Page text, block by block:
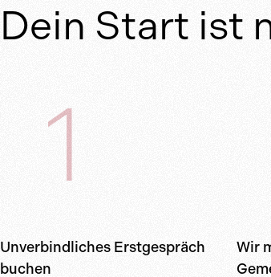
Dein Start ist
Unverbindliches Erstgespräch
buchen
Wir